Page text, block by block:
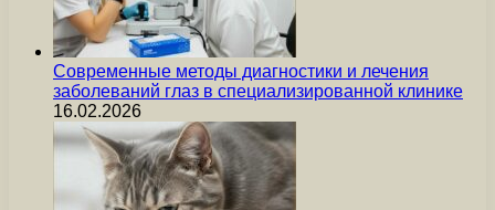
Современные методы диагностики и лечения
заболеваний глаз в специализированной клинике
16.02.2026